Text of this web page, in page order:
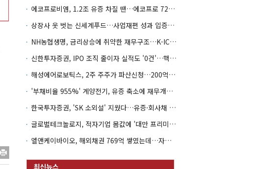
에코프로비엠, 1.2조 유증 차질 땐…에코프로 7270억 '독박'
상장사 옷 벗는 신세계푸드…사업재편 성과 입증할까
NH농협생명, 금리상승에 취약한 재무구조…K-ICS 변동성 '주의보'
신한투자증권, IPO 조직 줄이자 실적도 '0건'…핵심 인력까지 이탈
해성에어로보틱스, 2주 주주가 파산신청…200억 CB 분쟁 확산
'부채비율 955%' 계양전기, 유증 축소에 재무개선 효과 '뚝'
한국투자증권, 'SK 소외설' 지웠다…유증·회사채 주관 연속 수임
글로벌테크놀로지, 적자기업 몸값에 '대만 프리미엄'…공모가 논란
엘앤케이바이오, 해외채권 769억 쌓였는데…자회사 4곳 자본잠식